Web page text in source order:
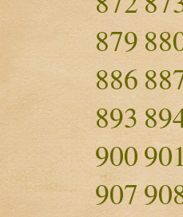
879
886
893
900
907